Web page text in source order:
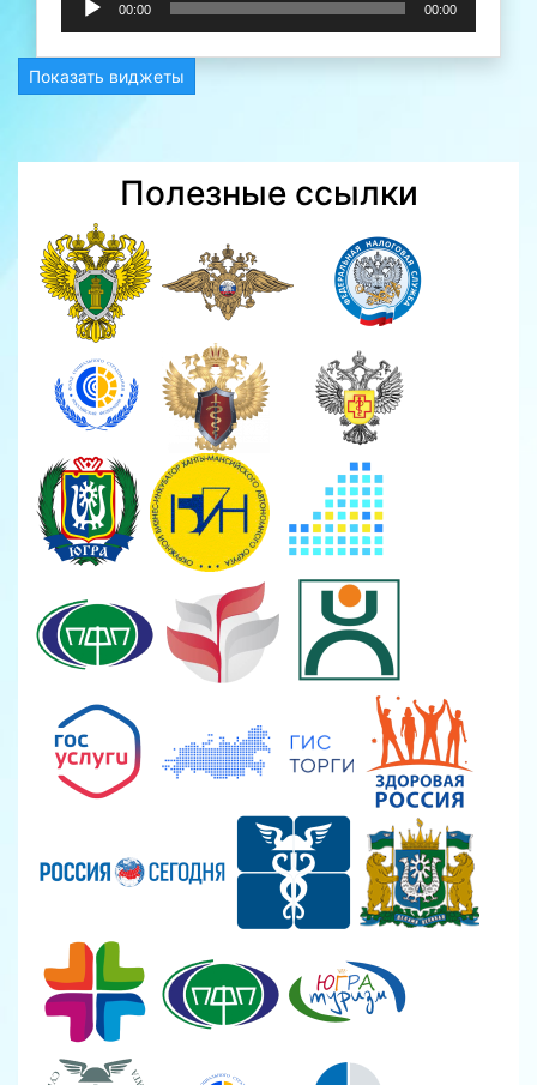
00:00 00:00
Показать виджеты
Полезные ссылки